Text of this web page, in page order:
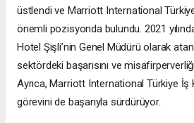
üstlendi ve Marriott International
önemli pozisyonda bulundu. 2021
Hotel Şişli’nin Genel Müdürü olarak
sektördeki başarısını ve
Ayrıca, Marriott International Türkiye İş
görevini de başarıyla sürdürüyor.